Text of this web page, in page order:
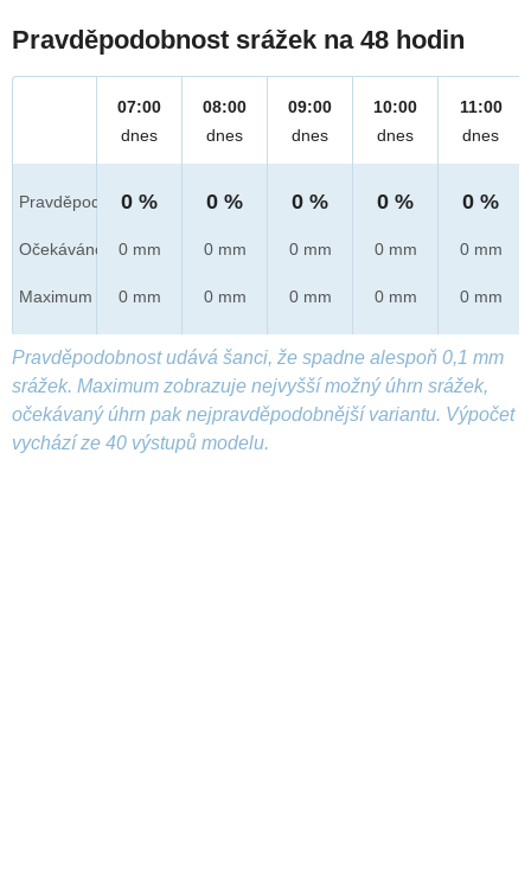
Pravděpodobnost srážek na 48 hodin
Pravděpod.
Očekáváno
Maximum
07:00
dnes
0 %
0 mm
0 mm
08:00
dnes
0 %
0 mm
0 mm
09:00
dnes
0 %
0 mm
0 mm
10:00
dnes
0 %
0 mm
0 mm
11:00
dnes
0 %
0 mm
0 mm
Pravděpodobnost udává šanci, že spadne alespoň 0,1 mm
srážek. Maximum zobrazuje nejvyšší možný úhrn srážek,
očekávaný úhrn pak nejpravděpodobnější variantu. Výpočet
vychází ze 40 výstupů modelu.